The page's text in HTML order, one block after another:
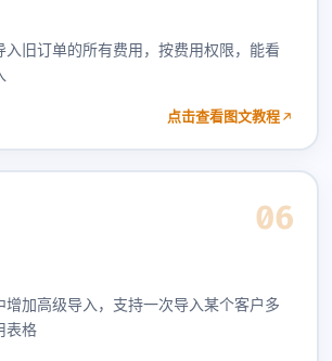
入旧订单的所有费用，按费用权限，能看
点击查看图文教程
06
增加高级导入，支持一次导入某个客户多
表格